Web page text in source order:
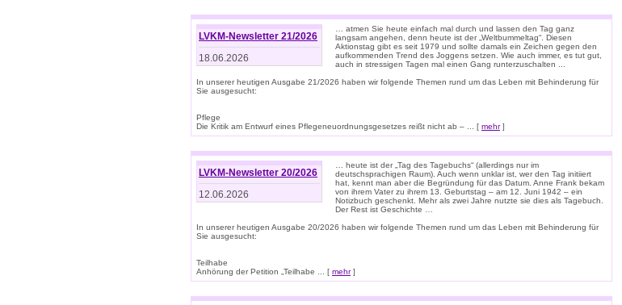
LVKM-Newsletter 21/2026
18.06.2026
… atmen Sie heute einfach mal durch und lassen den Tag ganz
langsam angehen, denn heute ist der „Weltbummeltag“. Diesen
Aktionstag gibt es seit 1979 und sollte damals ein Zeichen gegen den
aufkommenden Trend des Joggens setzen. Wie auch immer, es tut gut,
auch in stressigen Tagen mal einen Gang runterzuschalten ...
In unserer heutigen Ausgabe 21/2026 haben wir folgende Themen rund um das Leben mit Behinderung für
Sie ausgesucht:
Pflege
Die Kritik am Entwurf eines Pflegeneuordnungsgesetzes reißt nicht ab – ... [ mehr]
LVKM-Newsletter 20/2026
12.06.2026
… heute ist der „Tag des Tagebuchs“ (allerdings nur im
deutschsprachigen Raum). Auch wenn unklar ist, wer den Tag initiiert
hat, kennt man aber die Begründung für das Datum. Anne Frank bekam
von ihrem Vater zu ihrem 13. Geburtstag – am 12. Juni 1942 – ein
Notizbuch geschenkt. Mehr als zwei Jahre nutzte sie dies als Tagebuch.
Der Rest ist Geschichte …
In unserer heutigen Ausgabe 20/2026 haben wir folgende Themen rund um das Leben mit Behinderung für
Sie ausgesucht:
Teilhabe
Anhörung der Petition „Teilhabe ... [ mehr]